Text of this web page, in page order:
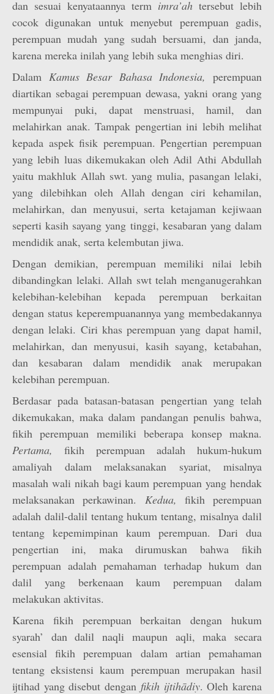
dan sesuai kenyataannya term imra’ah tersebut lebih
cocok digunakan untuk menyebut perempuan gadis,
perempuan mudah yang sudah bersuami, dan janda,
karena mereka inilah yang lebih suka menghias diri.
Dalam Kamus Besar Bahasa Indonesia,perempuan
diartikan sebagai perempuan dewasa, yakni orang yang
mempunyai puki, dapat menstruasi, hamil, dan
melahirkan anak. Tampak pengertian ini lebih melihat
kepada aspek fisik perempuan. Pengertian perempuan
yang lebih luas dikemukakan oleh Adil Athi Abdullah
yaitu makhluk Allah swt. yang mulia, pasangan lelaki,
yang dilebihkan oleh Allah dengan ciri kehamilan,
melahirkan, dan menyusui, serta ketajaman kejiwaan
seperti kasih sayang yang tinggi, kesabaran yang dalam
mendidik anak, serta kelembutan jiwa.
Dengan demikian, perempuan memiliki nilai lebih
dibandingkan lelaki. Allah swt telah menganugerahkan
kelebihan-kelebihan kepada perempuan berkaitan
dengan status keperempuanannya yang membedakannya
dengan lelaki. Ciri khas perempuan yang dapat hamil,
melahirkan, dan menyusui, kasih sayang, ketabahan,
dan kesabaran dalam mendidik anak merupakan
kelebihan perempuan.
Berdasar pada batasan-batasan pengertian yang telah
dikemukakan, maka dalam pandangan penulis bahwa,
fikih perempuan memiliki beberapa konsep makna.
Pertama, fikih perempuan adalah hukum-hukum
amaliyah dalam melaksanakan syariat, misalnya
masalah wali nikah bagi kaum perempuan yang hendak
melaksanakan perkawinan. Kedua, fikih perempuan
adalah dalil-dalil tentang hukum tentang, misalnya dalil
tentang kepemimpinan kaum perempuan. Dari dua
pengertian ini, maka dirumuskan bahwa fikih
perempuan adalah pemahaman terhadap hukum dan
dalil yang berkenaan kaum perempuan dalam
melakukan aktivitas.
Karena fikih perempuan berkaitan dengan hukum
syarah’ dan dalil naqli maupun aqli, maka secara
esensial fikih perempuan dalam artian pemahaman
tentang eksistensi kaum perempuan merupakan hasil
ijtihad yang disebut dengan fikih ijtihādiy. Oleh karena